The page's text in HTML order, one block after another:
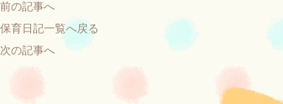
前の記事へ
保育日記一覧へ戻る
次の記事へ